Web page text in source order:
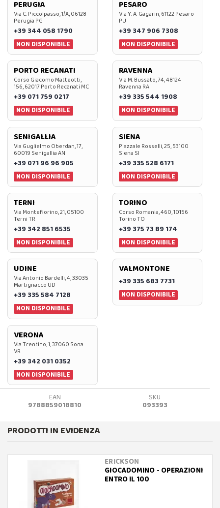
PERUGIA
Via C. Piccolpasso, 1/A, 06128
Perugia PG
+39 344 058 1790
NON DISPONIBILE
PESARO
Via Y. A. Gagarin, 61122 Pesaro
PU
+39 347 906 7308
NON DISPONIBILE
PORTO RECANATI
Corso Giacomo Matteotti,
156, 62017 Porto Recanati MC
+39 071 759 0217
NON DISPONIBILE
RAVENNA
Via M. Bussato, 74, 48124
Ravenna RA
+39 335 544 1908
NON DISPONIBILE
SENIGALLIA
Via Guglielmo Oberdan, 17,
60019 Senigallia AN
+39 071 96 96 905
NON DISPONIBILE
SIENA
Piazzale Rosselli, 25, 53100
Siena SI
+39 335 528 6171
NON DISPONIBILE
TERNI
Via Montefiorino, 21, 05100
Terni TR
+39 342 851 6535
NON DISPONIBILE
TORINO
Corso Romania, 460, 10156
Torino TO
+39 375 73 89 174
NON DISPONIBILE
UDINE
Via Antonio Bardelli, 4, 33035
Martignacco UD
+39 335 584 7128
NON DISPONIBILE
VALMONTONE
+39 335 683 7731
NON DISPONIBILE
VERONA
Via Trentino, 1, 37060 Sona
VR
+39 342 031 0352
NON DISPONIBILE
EAN
9788859018810
SKU
093393
PRODOTTI IN EVIDENZA
ERICKSON
GIOCADOMINO - OPERAZIONI
ENTRO IL 100